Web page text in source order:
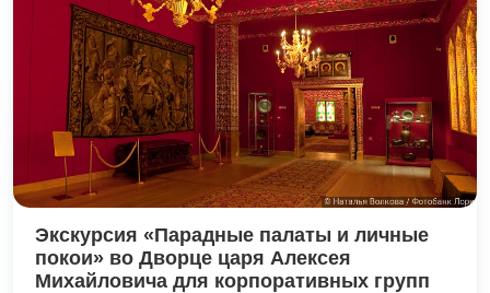
Экскурсия «Парадные палаты и личные
покои» во Дворце царя Алексея
Михайловича для корпоративных групп